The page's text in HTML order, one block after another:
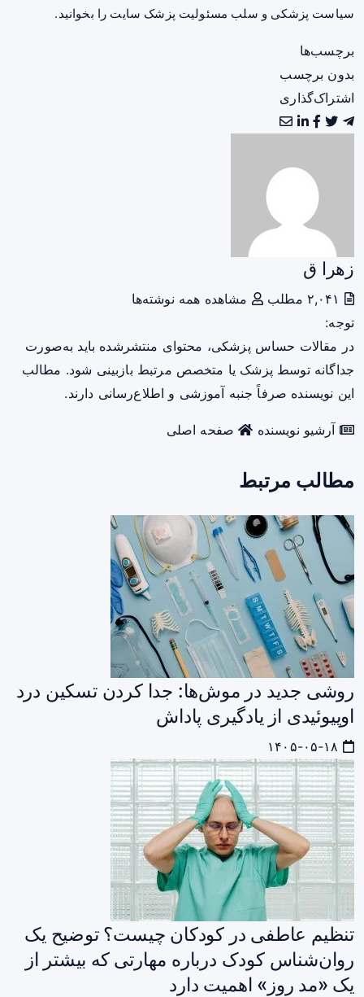
سیاست پزشکی و سلب مسئولیت پزشک سایت را بخوانید.
برچسب‌ها
بدون برچسب
اشتراک‌گذاری
زهرا ق
مشاهده همه نوشته‌ها
توجه:
در مقالات حساس پزشکی، محتوای منتشرشده باید به‌صورت
جداگانه توسط پزشک یا متخصص مرتبط بازبینی شود. مطالب
این نویسنده صرفاً جنبه آموزشی و اطلاع‌رسانی دارند.
آرشیو نویسنده صفحه اصلی
مطالب مرتبط
روشی جدید در موش‌ها: جدا کردن تسکین درد
اوپیوئیدی از یادگیری پاداش
تنظیم عاطفی در کودکان چیست؟ توضیح یک
روان‌شناس کودک درباره مهارتی که بیشتر از
یک «مد روز» اهمیت دارد